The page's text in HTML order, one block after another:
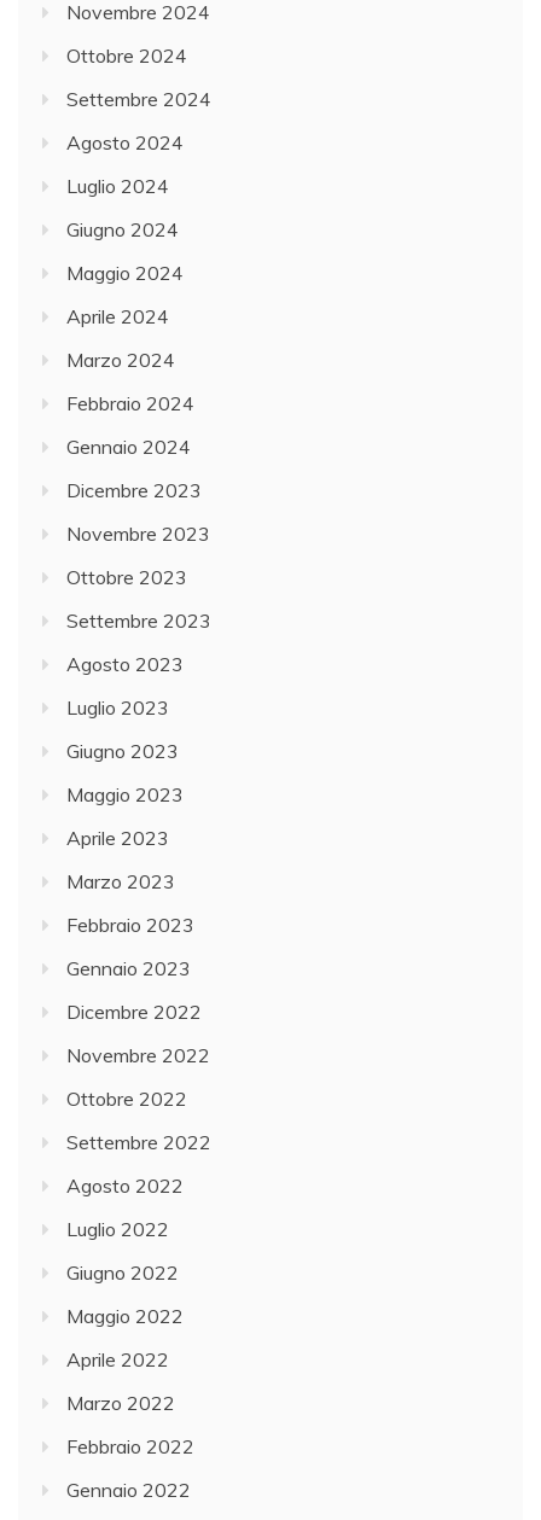
Novembre 2024
Ottobre 2024
Settembre 2024
Agosto 2024
Luglio 2024
Giugno 2024
Maggio 2024
Aprile 2024
Marzo 2024
Febbraio 2024
Gennaio 2024
Dicembre 2023
Novembre 2023
Ottobre 2023
Settembre 2023
Agosto 2023
Luglio 2023
Giugno 2023
Maggio 2023
Aprile 2023
Marzo 2023
Febbraio 2023
Gennaio 2023
Dicembre 2022
Novembre 2022
Ottobre 2022
Settembre 2022
Agosto 2022
Luglio 2022
Giugno 2022
Maggio 2022
Aprile 2022
Marzo 2022
Febbraio 2022
Gennaio 2022